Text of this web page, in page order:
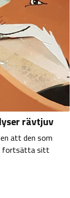
rävtjuv
att den som
fortsätta sitt